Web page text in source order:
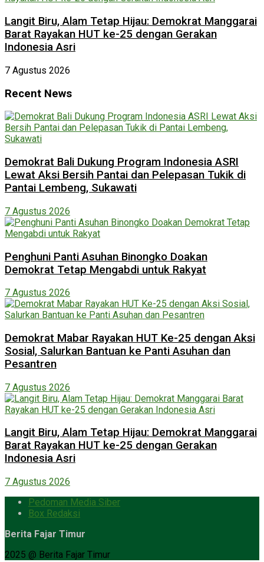
Langit Biru, Alam Tetap Hijau: Demokrat Manggarai
Barat Rayakan HUT ke-25 dengan Gerakan
Indonesia Asri
7 Agustus 2026
Recent News
Demokrat Bali Dukung Program Indonesia ASRI
Lewat Aksi Bersih Pantai dan Pelepasan Tukik di
Pantai Lembeng, Sukawati
7 Agustus 2026
Penghuni Panti Asuhan Binongko Doakan
Demokrat Tetap Mengabdi untuk Rakyat
7 Agustus 2026
Demokrat Mabar Rayakan HUT Ke-25 dengan Aksi
Sosial, Salurkan Bantuan ke Panti Asuhan dan
Pesantren
7 Agustus 2026
Langit Biru, Alam Tetap Hijau: Demokrat Manggarai
Barat Rayakan HUT ke-25 dengan Gerakan
Indonesia Asri
7 Agustus 2026
Pedoman Media Siber
Box Redaksi
Berita Fajar Timur
2025 @ Berita Fajar Timur